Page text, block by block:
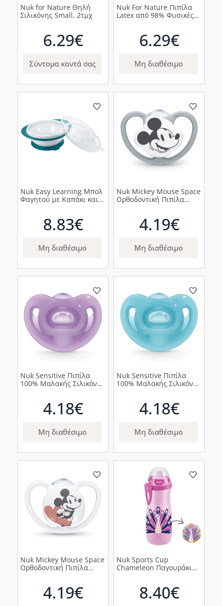
Nuk for Nature Θηλή
Σιλικόνης Small, 2τμχ
6.29€
Σύντομα κοντά σας
Nuk For Nature Πιπίλα
Latex από 98% Φυσικές
6.29€
Μη διαθέσιμο
Nuk Easy Learning Μπολ
Φαγητού με Καπάκι και
8.83€
Μη διαθέσιμο
Nuk Mickey Mouse Space
Ορθοδοντική Πιπίλα
4.19€
Μη διαθέσιμο
Nuk Sensitive Πιπίλα
100% Μαλακής Σιλικόνης
4.18€
Μη διαθέσιμο
Nuk Sensitive Πιπίλα
100% Μαλακής Σιλικόνης
4.18€
Μη διαθέσιμο
Nuk Mickey Mouse Space
Ορθοδοντική Πιπίλα
4.19€
Nuk Sports Cup
Chameleon Παγουράκι
Ροζ Παγώνι, 450ml
8.40€